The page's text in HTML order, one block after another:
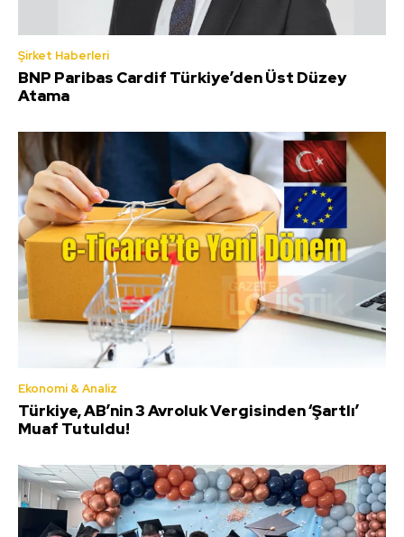
Şirket Haberleri
BNP Paribas Cardif Türkiye’den Üst Düzey
Atama
Ekonomi & Analiz
Türkiye, AB’nin 3 Avroluk Vergisinden ‘Şartlı’
Muaf Tutuldu!